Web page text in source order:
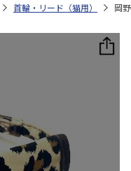
首輪・リード（猫用） 岡